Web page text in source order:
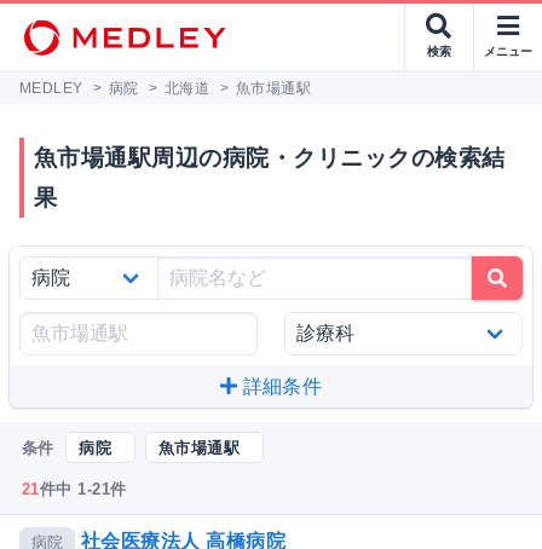
検索 メニュー
MEDLEY > 病院 > 北海道 > 魚市場通駅
魚市場通駅周辺の病院・クリニックの検索結
果
詳細条件
条件 病院 魚市場通駅
21件中 1-21件
病院 社会医療法人 高橋病院